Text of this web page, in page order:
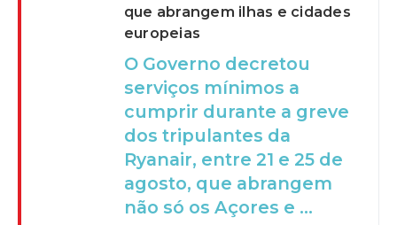
que abrangem ilhas e cidades
europeias
O Governo decretou
serviços mínimos a
cumprir durante a greve
dos tripulantes da
Ryanair, entre 21 e 25 de
agosto, que abrangem
não só os Açores e ...